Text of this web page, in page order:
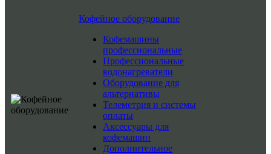
Кофейное оборудование
Кофемашины
профессиональные
Профессиональные
водонагреватели
Оборудование для
альтернативы
Телеметрия и системы
оплаты
Аксессуары для
кофемашин
Дополнительное